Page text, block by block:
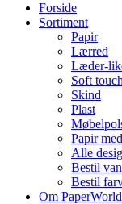
Forside
Sortiment
Papir
Lærred
Læder-
Soft touch
Skind
Plast
Papir
Alle
Bestil
Bestil
Om PaperWorld